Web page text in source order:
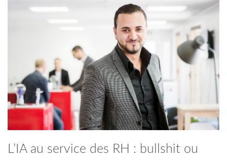
L’IA au service des RH : bullshit ou